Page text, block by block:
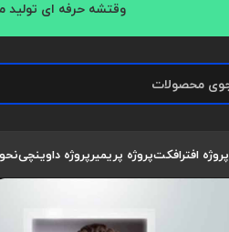
وقتشه حرفه ای
پروژه افترافکتپروژه پریمیرپروژه داوینچی